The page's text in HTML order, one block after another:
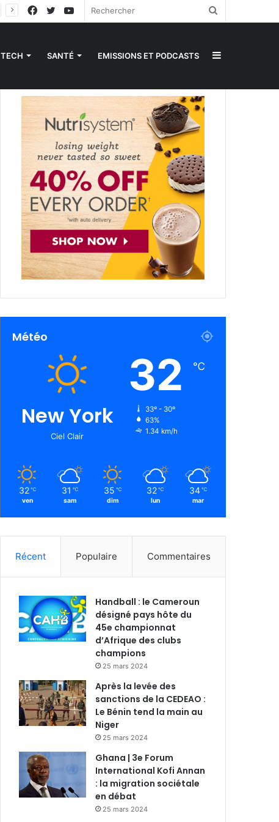
YouTube
Twitter
Facebook
TECH SANTÉ EMISSIONS ET PODCASTS
Météo
New York
Ciel Clair
32 ℃
33º - 30º
63%
1.34 km/h
32 ℃
ven
31 ℃
sam
35 ℃
dim
32 ℃
lun
34 ℃
mar
Récent Populaire Commentaires
Handball : le Cameroun
désigné pays hôte du
45e championnat
d’Afrique des clubs
champions
25 mars 2024
Après la levée des
sanctions de la CEDEAO :
Le Bénin tend la main au
Niger
25 mars 2024
Ghana | 3e Forum
International Kofi Annan
: la migration sociétale
en débat
25 mars 2024